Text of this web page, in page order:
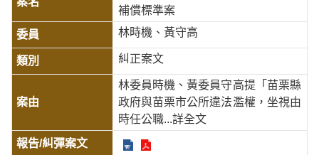
補償標準案
林時機、黃守高
糾正案文
林委員時機、黃委員守高提「苗栗縣
政府與苗栗市公所違法濫權，坐視由
時任公職...詳全文